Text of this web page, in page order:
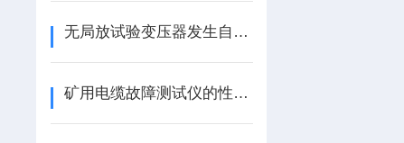
无局放试验变压器发生自励磁现象的解决措施
矿用电缆故障测试仪的性能特点都有哪些？